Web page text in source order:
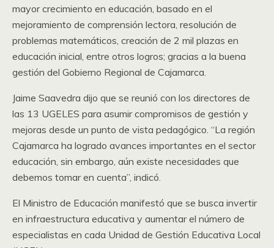
mayor crecimiento en educación, basado en el
mejoramiento de comprensión lectora, resolución de
problemas matemáticos, creación de 2 mil plazas en
educación inicial, entre otros logros; gracias a la buena
gestión del Gobierno Regional de Cajamarca.
Jaime Saavedra dijo que se reunió con los directores de
las 13 UGELES para asumir compromisos de gestión y
mejoras desde un punto de vista pedagógico. “La región
Cajamarca ha logrado avances importantes en el sector
educación, sin embargo, aún existe necesidades que
debemos tomar en cuenta”, indicó.
El Ministro de Educación manifestó que se busca invertir
en infraestructura educativa y aumentar el número de
especialistas en cada Unidad de Gestión Educativa Local